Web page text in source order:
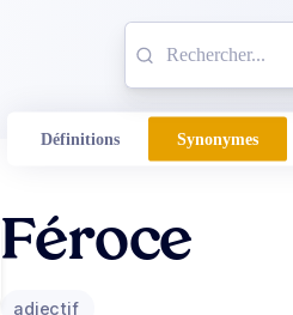
Définitions Synonymes
Féroce
adjectif